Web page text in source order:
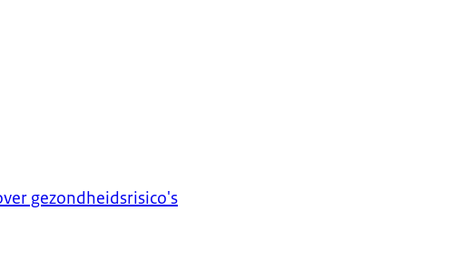
gezondheidsrisico's